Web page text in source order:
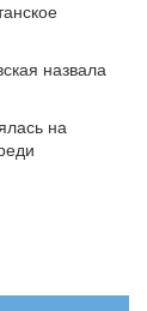
назвала
на